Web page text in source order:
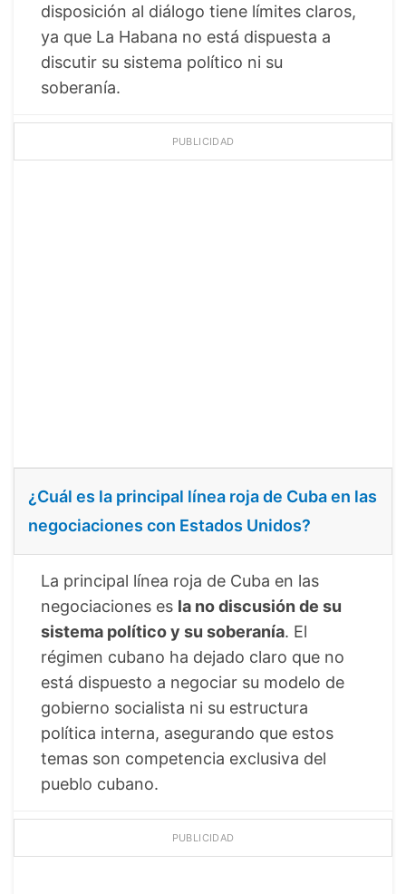
disposición al diálogo tiene límites claros,
ya que La Habana no está dispuesta a
discutir su sistema político ni su
soberanía.
PUBLICIDAD
¿Cuál es la principal línea roja de Cuba en las
negociaciones con Estados Unidos?
La principal línea roja de Cuba en las
negociaciones es la no discusión de su
sistema político y su soberanía. El
régimen cubano ha dejado claro que no
está dispuesto a negociar su modelo de
gobierno socialista ni su estructura
política interna, asegurando que estos
temas son competencia exclusiva del
pueblo cubano.
PUBLICIDAD